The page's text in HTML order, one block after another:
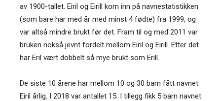
av 1900-tallet. Eiril og Eirill kom inn på navnestatistikken
(som bare har med år med minst 4 fødte) fra 1999, og
var altså mindre brukt før det. Fram til og med 2011 var
bruken nokså jevnt fordelt mellom Eiril og Eirill. Etter det
har Eril vært dobbelt så mye brukt som Erill.
De siste 10 årene har mellom 10 og 30 barn fått navnet
Eiril årlig. I 2018 var antallet 15. I tillegg fikk 5 barn navnet